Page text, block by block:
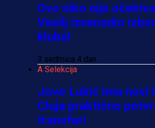
Ovo niko nije
Vasilj iznenadio
kluba!
3 sedmica 4 dan
A Selekcija
Jovo Lukić ima novi
Cluja praktično
transfer!